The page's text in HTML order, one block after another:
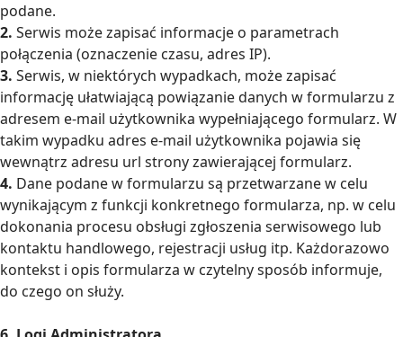
podane.
2. Serwis może zapisać informacje o parametrach
połączenia (oznaczenie czasu, adres IP).
3. Serwis, w niektórych wypadkach, może zapisać
informację ułatwiającą powiązanie danych w formularzu z
adresem e-mail użytkownika wypełniającego formularz. W
takim wypadku adres e-mail użytkownika pojawia się
wewnątrz adresu url strony zawierającej formularz.
4. Dane podane w formularzu są przetwarzane w celu
wynikającym z funkcji konkretnego formularza, np. w celu
dokonania procesu obsługi zgłoszenia serwisowego lub
kontaktu handlowego, rejestracji usług itp. Każdorazowo
kontekst i opis formularza w czytelny sposób informuje,
do czego on służy.